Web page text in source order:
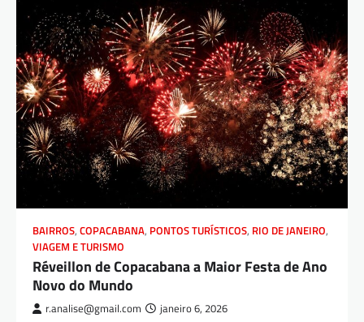
BAIRROS, COPACABANA, PONTOS TURÍSTICOS, RIO DE JANEIRO,
VIAGEM E TURISMO
Réveillon de Copacabana a Maior Festa de Ano
Novo do Mundo
r.analise@gmail.com janeiro 6, 2026